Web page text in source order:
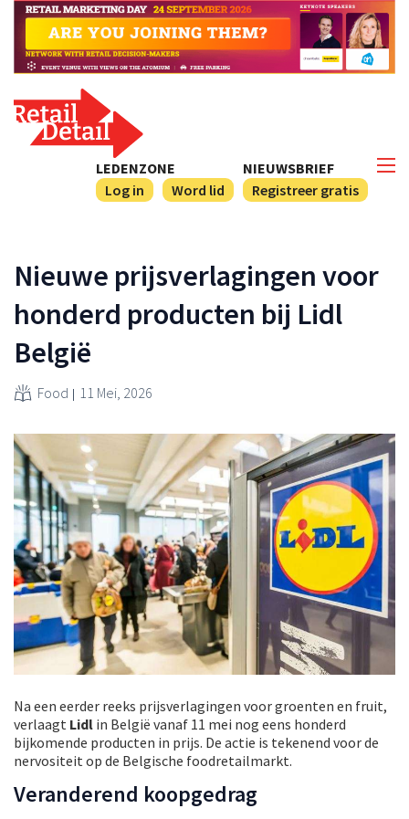
NIEUWSBRIEF
Registreer gratis
LEDENZONE
Log in
Word lid
Nieuwe prijsverlagingen voor
honderd producten bij Lidl
België
Food 11 Mei, 2026
Na een eerder reeks prijsverlagingen voor groenten en fruit,
verlaagt Lidl in België vanaf 11 mei nog eens honderd
bijkomende producten in prijs. De actie is tekenend voor de
nervositeit op de Belgische foodretailmarkt.
Veranderend koopgedrag